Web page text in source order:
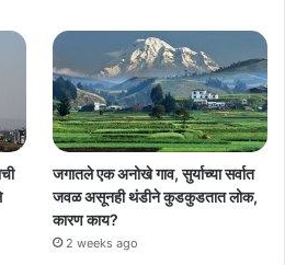
जगातले एक अनोखे गाव, सुर्याच्या सर्वात
जवळ असूनही थंडीने कुडकुडतात लोक,
कारण काय?
2 weeks ago